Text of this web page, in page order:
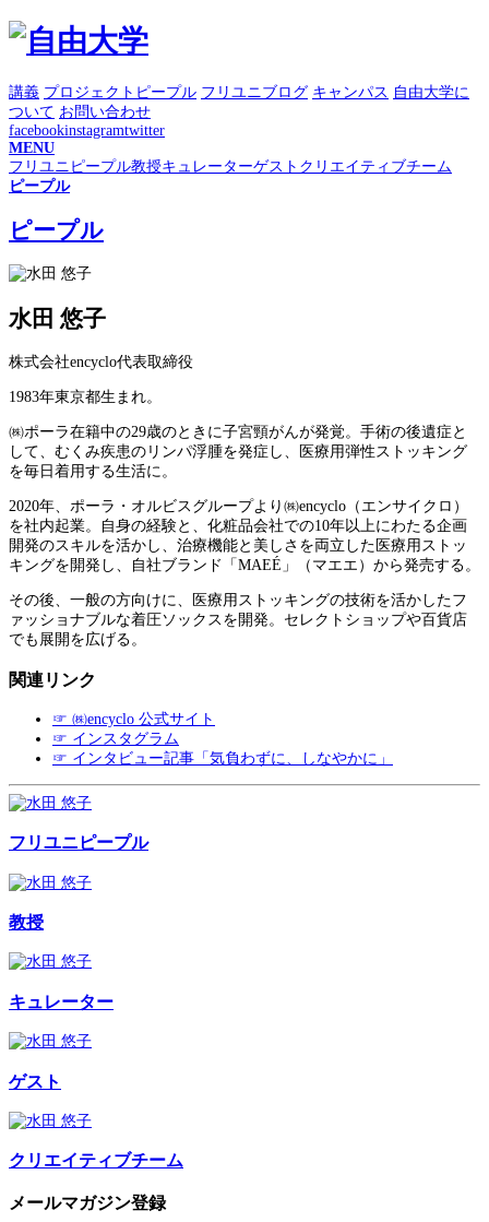
講義 プロジェクト ピープル フリユニブログ キャンパス 自由大学に
ついて お問い合わせ
facebookinstagramtwitter
MENU
フリユニピープル教授キュレーターゲスト クリエイティブチーム
ピープル
ピープル
水田 悠子
株式会社encyclo代表取締役
1983年東京都生まれ。
㈱ポーラ在籍中の29歳のときに子宮頸がんが発覚。手術の後遺症と
して、むくみ疾患のリンパ浮腫を発症し、医療用弾性ストッキング
を毎日着用する生活に。
2020年、ポーラ・オルビスグループより㈱encyclo（エンサイクロ）
を社内起業。自身の経験と、化粧品会社での10年以上にわたる企画
開発のスキルを活かし、治療機能と美しさを両立した医療用ストッ
キングを開発し、自社ブランド「MAEÉ」（マエエ）から発売する。
その後、一般の方向けに、医療用ストッキングの技術を活かしたフ
ァッショナブルな着圧ソックスを開発。セレクトショップや百貨店
でも展開を広げる。
関連リンク
☞ ㈱encyclo 公式サイト
☞ インスタグラム
☞ インタビュー記事「気負わずに、しなやかに」
フリユニピープル
教授
キュレーター
ゲスト
クリエイティブチーム
メールマガジン登録